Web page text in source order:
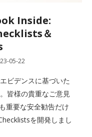
Inside:
＆
05-22
ビデンスに基づいた
皆様の貴重なご意見
重要な安全勧告だけ
を開発しまし